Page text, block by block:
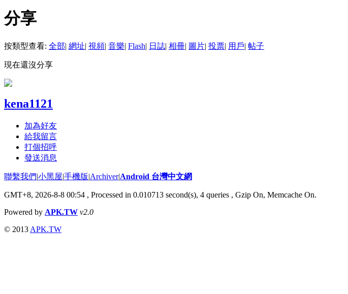
分享
按類型查看: 全部| 網址| 視頻| 音樂| Flash| 日誌| 相冊| 圖片| 投票| 用戶| 帖子
現在還沒分享
kena1121
加為好友
給我留言
打個招呼
發送消息
聯繫我們|小黑屋|手機版|Archiver|Android 台灣中文網
GMT+8, 2026-8-8 00:54 , Processed in 0.010713 second(s), 4 queries , Gzip On, Memcache On.
Powered by APK.TW v2.0
© 2013 APK.TW